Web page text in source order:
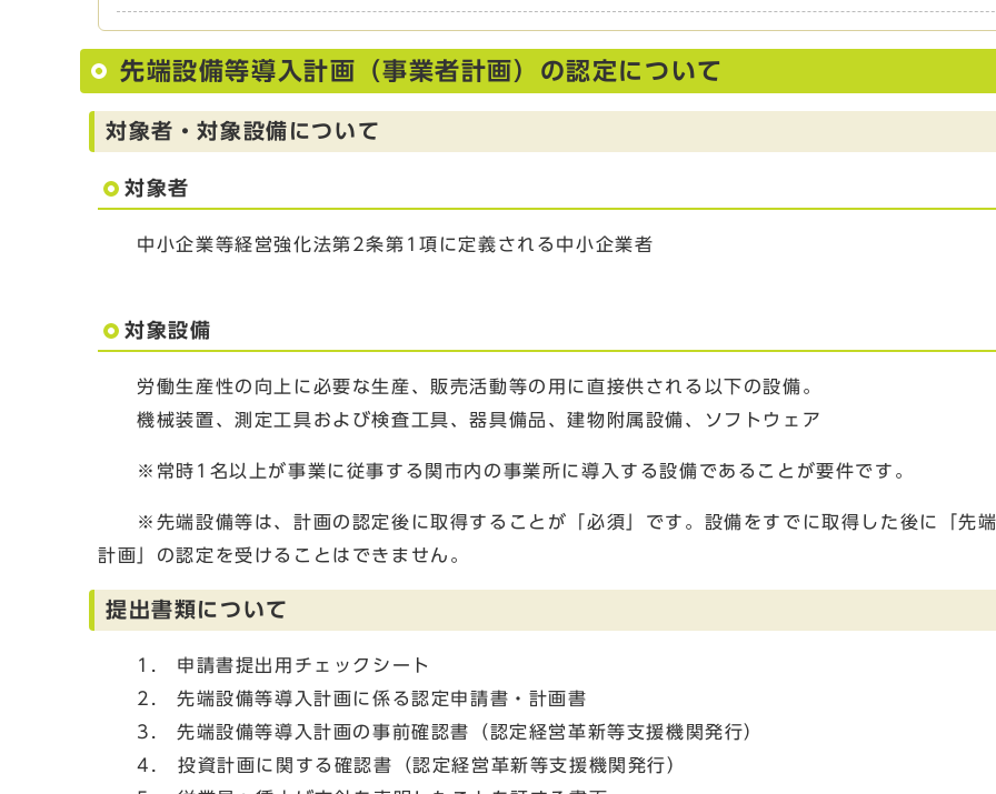
先端設備等導入計画（事業者計画）の認定について
対象者・対象設備について
対象者
中小企業等経営強化法第2条第1項に定義される中小企業者
対象設備
労働生産性の向上に必要な生産、販売活動等の用に直接供される以下の設備。
機械装置、測定工具および検査工具、器具備品、建物附属設備、ソフトウェア
※常時1名以上が事業に従事する関市内の事業所に導入する設備であることが要件です。
※先端設備等は、計画の認定後に取得することが「必須」です。設備をすでに取得した後に「先端
計画」の認定を受けることはできません。
提出書類について
1. 申請書提出用チェックシート
2. 先端設備等導入計画に係る認定申請書・計画書
3. 先端設備等導入計画の事前確認書（認定経営革新等支援機関発行）
4． 投資計画に関する確認書（認定経営革新等支援機関発行）